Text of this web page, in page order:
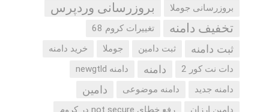
بروزرسانی جوملا
بروزرسانی وردپرس
تخفیف دامنه
تغییرات کروم 68
ثبت دامنه ثبت دامین جوملا
خرید دامنه
دات نت کور 2
دامنه
دامنه newgtld
دامنه جدید
دامنه موضوعی دامین
دامین ارزان
رفع خطای not secure در کروم